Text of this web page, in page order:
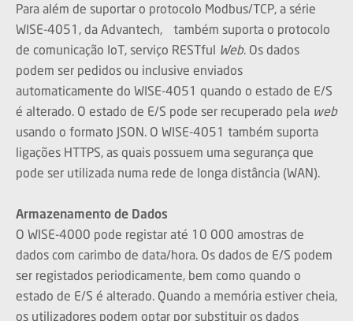
Para além de suportar o protocolo Modbus/TCP, a série
WISE-4051, da Advantech, também suporta o protocolo
de comunicação IoT, serviço RESTful Web. Os dados
podem ser pedidos ou inclusive enviados
automaticamente do WISE-4051 quando o estado de E/S
é alterado. O estado de E/S pode ser recuperado pela web
usando o formato JSON. O WISE-4051 também suporta
ligações HTTPS, as quais possuem uma segurança que
pode ser utilizada numa rede de longa distância (WAN).
Armazenamento de Dados
O WISE-4000 pode registar até 10 000 amostras de
dados com carimbo de data/hora. Os dados de E/S podem
ser registados periodicamente, bem como quando o
estado de E/S é alterado. Quando a memória estiver cheia,
os utilizadores podem optar por substituir os dados